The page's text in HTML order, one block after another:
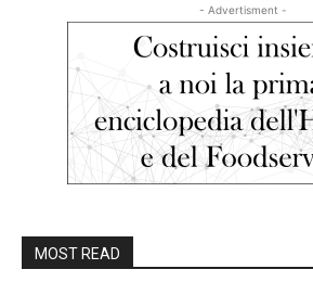
- Advertisment -
MOST READ